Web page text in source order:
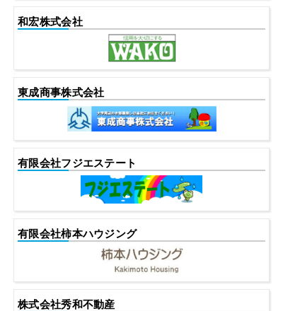
和宏株式会社
東成商事株式会社
有限会社フジエステート
有限会社柿本ハウジング
株式会社秀和不動産